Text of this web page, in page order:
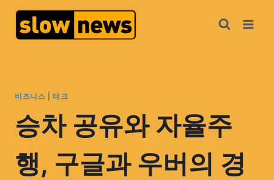
비즈니스 |테크
승차 공유와 자율주
행, 구글과 우버의 경